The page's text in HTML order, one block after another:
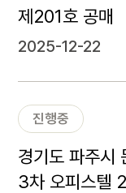
제201호 공매
2025-12-22
진행중
경기도 파주시
3차 오피스텔